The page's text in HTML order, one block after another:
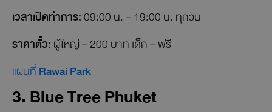
เวลาเปิดทำการ:09:00 น. – 19:00 น. ทุกวัน
ราคาตั๋ว: ผู้ใหญ่ – 200 บาท เด็ก – ฟรี
แผนที่ Rawai Park
3. Blue Tree Phuket